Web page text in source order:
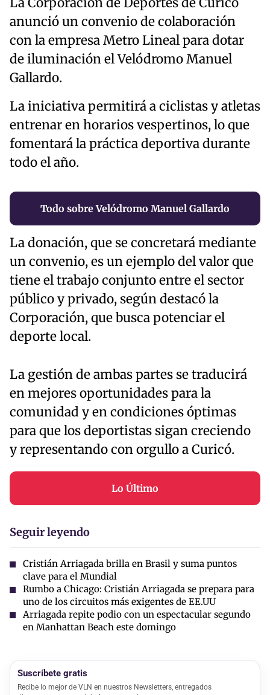
anunció un convenio de colaboración
con la empresa Metro Lineal para dotar
de iluminación el Velódromo Manuel
Gallardo.
La iniciativa permitirá a ciclistas y atletas
entrenar en horarios vespertinos, lo que
fomentará la práctica deportiva durante
todo el año.
Todo sobre Velódromo Manuel Gallardo
La donación, que se concretará mediante
un convenio, es un ejemplo del valor que
tiene el trabajo conjunto entre el sector
público y privado, según destacó la
Corporación, que busca potenciar el
deporte local.
La gestión de ambas partes se traducirá
en mejores oportunidades para la
comunidad y en condiciones óptimas
para que los deportistas sigan creciendo
y representando con orgullo a Curicó.
Lo Último
Seguir leyendo
Cristián Arriagada brilla en Brasil y suma puntos
clave para el Mundial
Rumbo a Chicago: Cristián Arriagada se prepara para
uno de los circuitos más exigentes de EE.UU
Arriagada repite podio con un espectacular segundo
en Manhattan Beach este domingo
Suscríbete gratis
Recibe lo mejor de VLN en nuestros Newsletters, entregados